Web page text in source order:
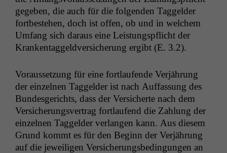
gegeben, die auch für die fol­gen­den Taggelder
fortbeste­hen, doch ist offen, ob und in welchem
Umfang sich daraus eine Leis­tungspflicht der
Kranken­taggeld­ver­sicherung ergibt (E. 3.2).
Voraus­set­zung für eine fort­laufende Ver­jährung
der einzel­nen Taggelder ist nach Auf­fas­sung des
Bun­des­gerichts, dass der Ver­sicherte nach dem
Ver­sicherungsver­trag fort­laufend die Zahlung der
einzel­nen Taggelder ver­lan­gen kann. Aus diesem
Grund kommt es für den Beginn der Ver­jährung
auf die jew­eili­gen Ver­sicherungs­be­din­gun­gen an